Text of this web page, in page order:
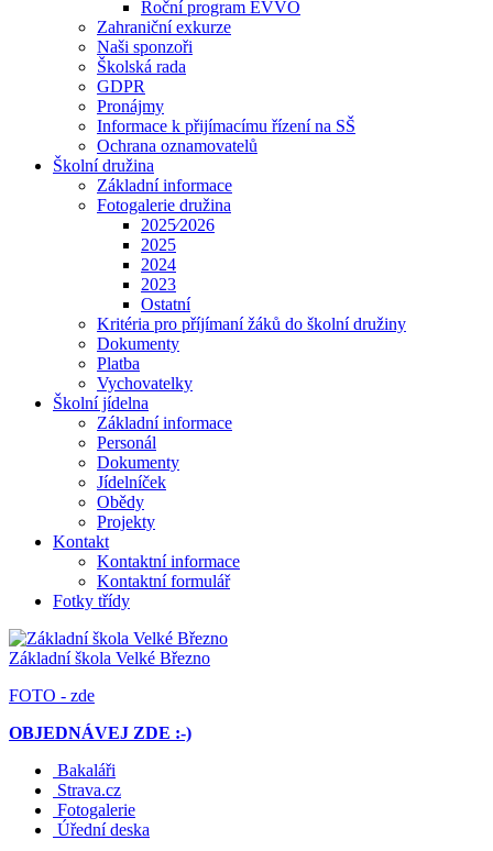
Roční program EVVO
Zahraniční exkurze
Naši sponzoři
Školská rada
GDPR
Pronájmy
Informace k přijímacímu řízení na SŠ
Ochrana oznamovatelů
Školní družina
Základní informace
Fotogalerie družina
2025⁄2026
2025
2024
2023
Ostatní
Kritéria pro příjímaní žáků do školní družiny
Dokumenty
Platba
Vychovatelky
Školní jídelna
Základní informace
Personál
Dokumenty
Jídelníček
Obědy
Projekty
Kontakt
Kontaktní informace
Kontaktní formulář
Fotky třídy
Základní škola Velké Březno
FOTO - zde
OBJEDNÁVEJ ZDE :-)
Bakaláři
Strava.cz
Fotogalerie
Úřední deska